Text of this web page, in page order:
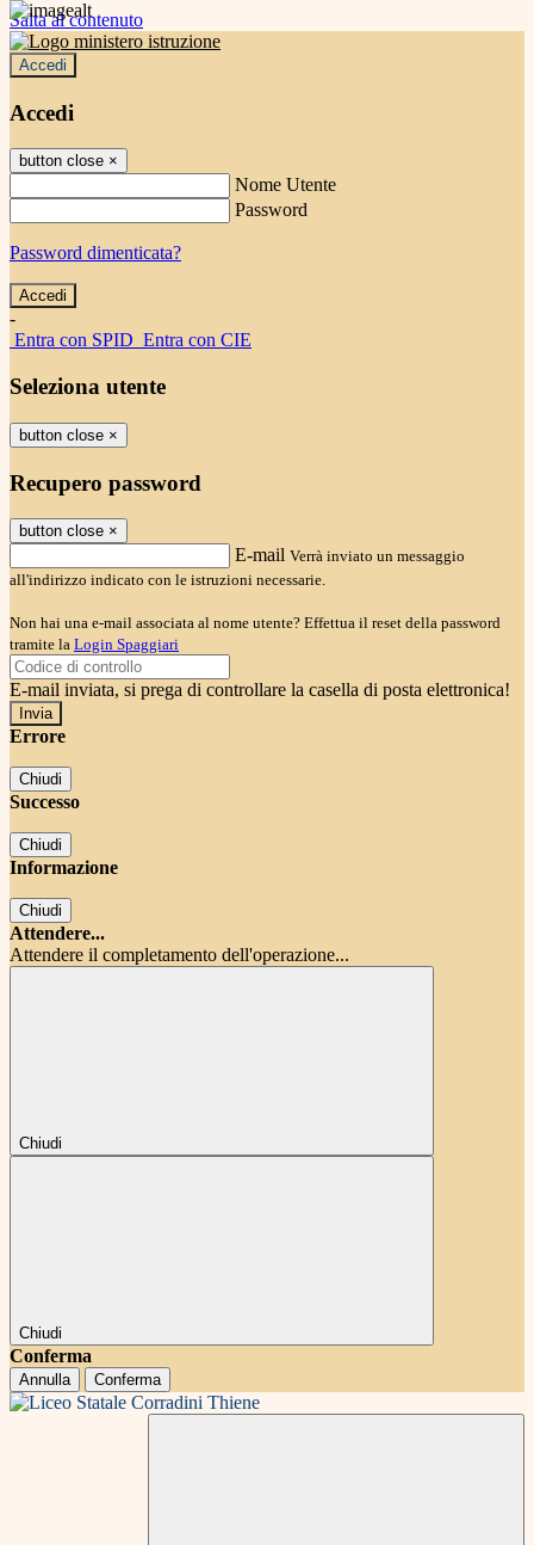
Salta al contenuto
Accedi
Accedi
button close ×
Nome Utente
Password
Password dimenticata?
-
Entra con SPID Entra con CIE
Seleziona utente
button close ×
Recupero password
button close ×
E-mail Verrà inviato un messaggio
all'indirizzo indicato con le istruzioni necessarie.
Non hai una e-mail associata al nome utente? Effettua il reset della password
tramite la Login Spaggiari
E-mail inviata, si prega di controllare la casella di posta elettronica!
Errore
Chiudi
Successo
Chiudi
Informazione
Chiudi
Attendere...
Attendere il completamento dell'operazione...
Chiudi
Chiudi
Conferma
Annulla Conferma